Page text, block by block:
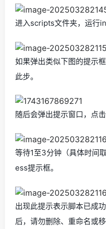
进入scripts文件夹，运行
如果弹出类似下图的提示
此步。
随后会弹出提示窗口，点
等待1至3分钟（具体时间
ess提示框。
出现此提示表示脚本已成
后，请勿删除、重命名或